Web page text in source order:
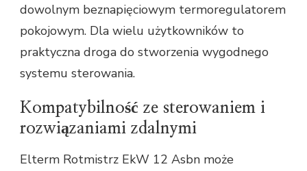
dowolnym beznapięciowym termoregulatorem
pokojowym. Dla wielu użytkowników to
praktyczna droga do stworzenia wygodnego
systemu sterowania.
Kompatybilność ze sterowaniem i
rozwiązaniami zdalnymi
Elterm Rotmistrz EkW 12 Asbn może